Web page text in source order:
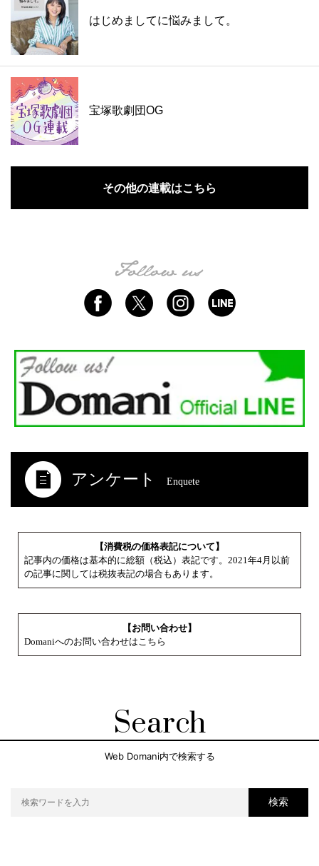
はじめましてに悩みまして。
宝塚歌劇団OG
その他の連載はこちら
アンケート Enquete
【消費税の価格表記について】
記事内の価格は基本的に総額（税込）表記です。2021年4月以前
の記事に関しては税抜表記の場合もあります。
【お問い合わせ】
Domaniへのお問い合わせはこちら
Search
Web Domani内で検索する
検索